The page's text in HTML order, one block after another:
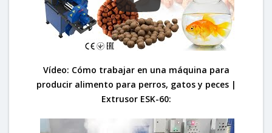
Vídeo: Cómo trabajar en una máquina para
producir alimento para perros, gatos y peces |
Extrusor ESK-60: